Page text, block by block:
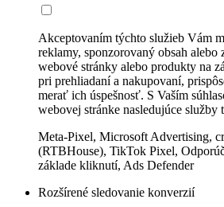
Akceptovaním týchto služieb Vám
reklamy, sponzorovaný obsah alebo
webové stránky alebo produkty na
pri prehliadaní a nakupovaní,
merať ich úspešnosť. S Vaším
webovej stránke nasledujúce služby
Meta-Pixel, Microsoft Advertising,
(RTBHouse), TikTok Pixel,
základe kliknutí, Ads Defender
Rozšírené sledovanie konverzií